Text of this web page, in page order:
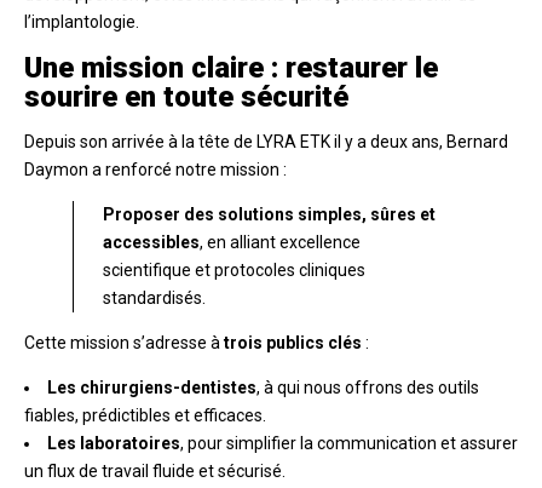
l’implantologie.
Une mission claire : restaurer le
sourire en toute sécurité
Depuis son arrivée à la tête de LYRA ETK il y a deux ans, Bernard
Daymon a renforcé notre mission :
Proposer des solutions simples, sûres et
accessibles, en alliant excellence
scientifique et protocoles cliniques
standardisés.
Cette mission s’adresse à trois publics clés :
Les chirurgiens-dentistes, à qui nous offrons des outils
fiables, prédictibles et efficaces.
Les laboratoires, pour simplifier la communication et assurer
un flux de travail fluide et sécurisé.